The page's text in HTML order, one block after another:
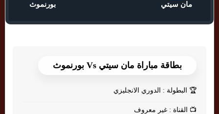
مان سيتي بورنموث
بطاقة مباراة مان سيتي Vs بورنموث
🏆 البطولة : الدوري الانجليزي
📺 القناة : غير معروف